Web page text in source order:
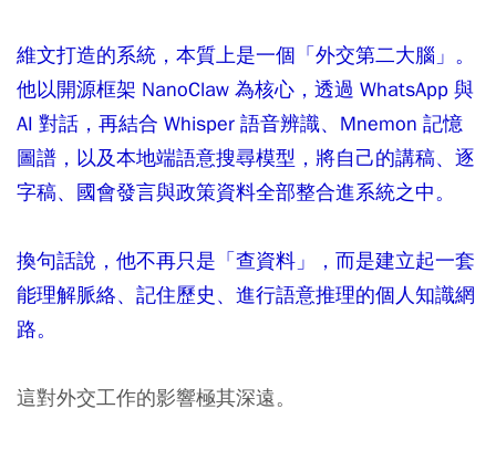
維文打造的系統，本質上是一個「外交第二大腦」。
他以開源框架 NanoClaw 為核心，透過 WhatsApp 與
AI 對話，再結合 Whisper 語音辨識、Mnemon 記憶
圖譜，以及本地端語意搜尋模型，將自己的講稿、逐
字稿、國會發言與政策資料全部整合進系統之中。
換句話說，他不再只是「查資料」，而是建立起一套
能理解脈絡、記住歷史、進行語意推理的個人知識網
路。
這對外交工作的影響極其深遠。